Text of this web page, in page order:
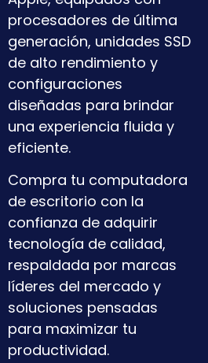
procesadores de última
generación, unidades SSD
de alto rendimiento y
configuraciones
diseñadas para brindar
una experiencia fluida y
eficiente.
Compra tu computadora
de escritorio con la
confianza de adquirir
tecnología de calidad,
respaldada por marcas
líderes del mercado y
soluciones pensadas
para maximizar tu
productividad.